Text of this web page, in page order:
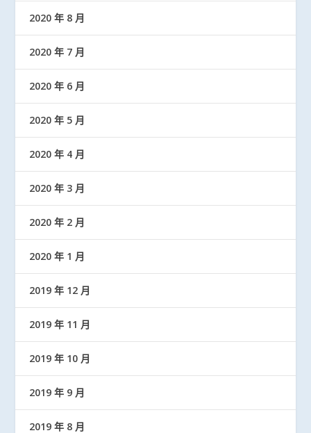
2020 年 8 月
2020 年 7 月
2020 年 6 月
2020 年 5 月
2020 年 4 月
2020 年 3 月
2020 年 2 月
2020 年 1 月
2019 年 12 月
2019 年 11 月
2019 年 10 月
2019 年 9 月
2019 年 8 月